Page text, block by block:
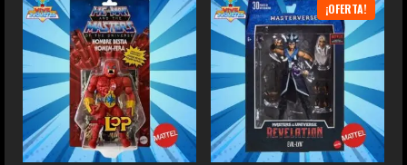
¡OFERTA!